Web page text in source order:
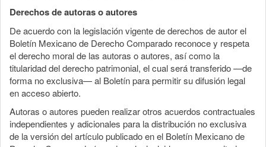
Derechos de autoras o autores
De acuerdo con la legislación vigente de derechos de autor el
Boletín Mexicano de Derecho Comparado reconoce y respeta
el derecho moral de las autoras o autores, así como la
titularidad del derecho patrimonial, el cual será transferido —de
forma no exclusiva— al Boletín para permitir su difusión legal
en acceso abierto.
Autoras o autores pueden realizar otros acuerdos contractuales
independientes y adicionales para la distribución no exclusiva
de la versión del artículo publicado en el Boletín Mexicano de